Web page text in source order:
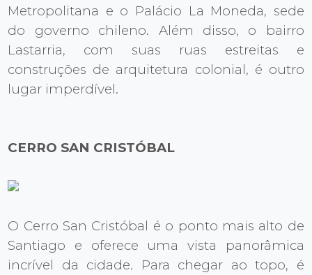
Metropolitana e o Palácio La Moneda, sede
do governo chileno. Além disso, o bairro
Lastarria, com suas ruas estreitas e
construções de arquitetura colonial, é outro
lugar imperdível.
CERRO SAN CRISTÓBAL
O Cerro San Cristóbal é o ponto mais alto de
Santiago e oferece uma vista panorâmica
incrível da cidade. Para chegar ao topo, é